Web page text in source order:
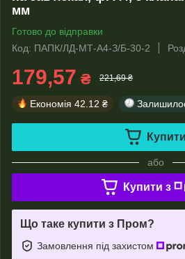
мм
Готово до відправки
Код: ПАПК/ЛД-МТ-А4-З/Б-30-2
179,57 ₴ 221,69 ₴
Економія 42.12 ₴
Купити
або
Купити з
Що таке купити з Пром?
Замовлення під захистом